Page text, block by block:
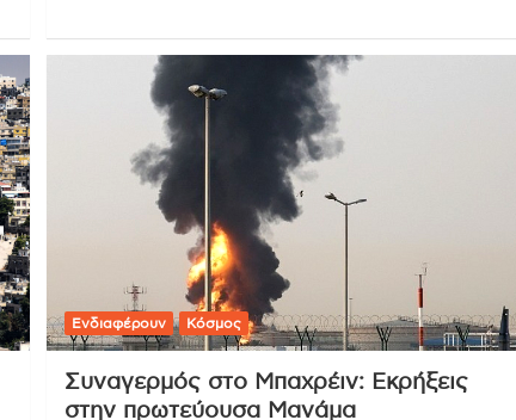
Ενδιαφέρουν Κόσμος
Συναγερμός στο Μπαχρέιν: Εκρήξεις
στην πρωτεύουσα Μανάμα